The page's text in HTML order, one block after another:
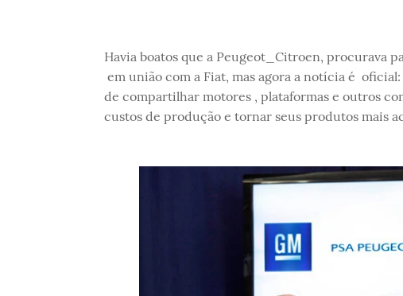
Havia boatos que a Peugeot_Citroen, procurava
em união com a Fiat, mas agora a notícia é
de compartilhar motores , plataformas e outros
custos de produção e tornar seus produtos mais